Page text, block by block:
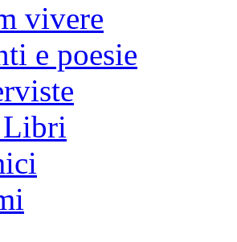
vivere
e poesie
Libri